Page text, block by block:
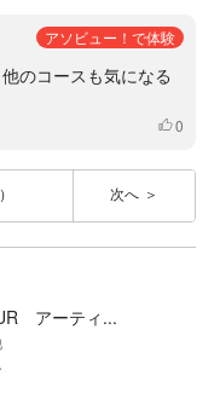
アソビュー！で体験
のコースも気になる
いいね
0
次へ
アーティ...